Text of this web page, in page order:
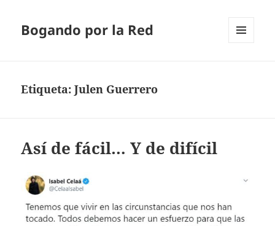
Bogando por la Red
Etiqueta:Julen Guerrero
Así de fácil… Y de difícil